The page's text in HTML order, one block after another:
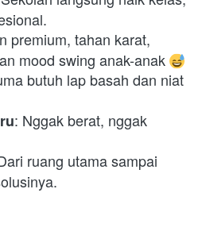
premium, tahan karat,
mood swing anak-anak
butuh lap basah dan niat
: Nggak berat, nggak
ruang utama sampai